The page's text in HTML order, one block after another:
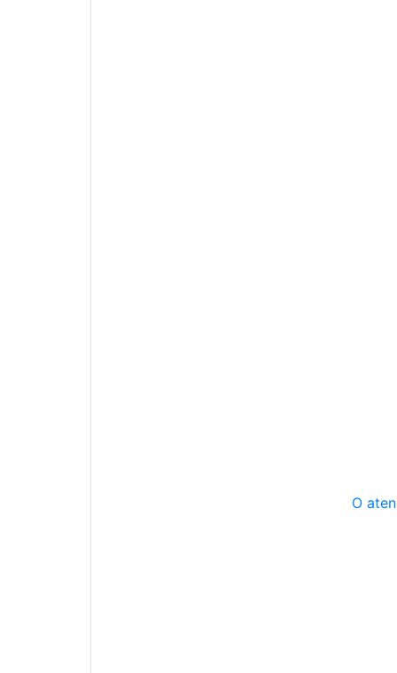
O